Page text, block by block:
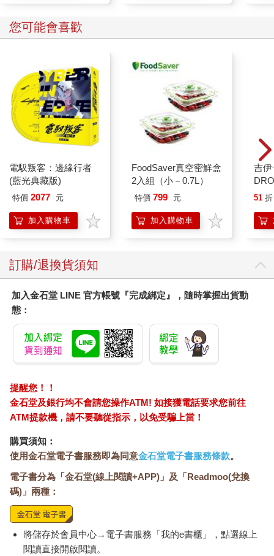
您可能會喜歡
電馭叛客：邊緣行者
(藍光典藏版)
特價 2077 元
加入購物車
FoodSaver真空密鮮盒
2入組（小－0.7L）
特價 799 元
加入購物車
51 折
訂購/退換貨須知
加入金石堂 LINE 官方帳號『完成綁定』，隨時掌握出貨動
態：
提醒您！！
金石堂及銀行均不會請您操作ATM! 如接獲電話要求您前往
ATM提款機，請不要聽從指示，以免受騙上當！
購買須知：
使用金石堂電子書服務即為同意金石堂電子書服務條款。
電子書分為「金石堂(線上閱讀+APP)」及「Readmoo(兌換
碼)」兩種：
將儲存於會員中心→電子書服務「我的e書櫃」，點選線上
閱讀直接開啟閱讀。